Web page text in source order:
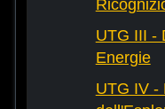
UTG III -
Energie
UTG IV -